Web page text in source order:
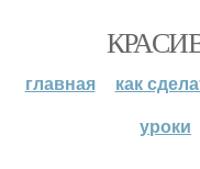
главная как
уроки